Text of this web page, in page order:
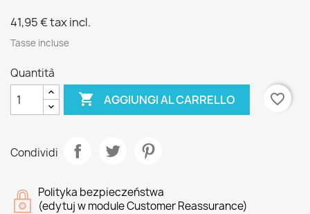
41,95 €tax incl.
Tasse incluse
Quantità
 AGGIUNGI AL CARRELLO favorite_border
Condividi
Polityka bezpieczeństwa
(edytuj w module Customer Reassurance)